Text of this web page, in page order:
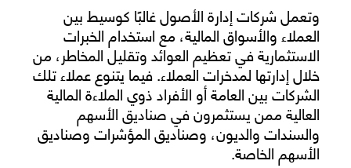
وتعمل شركات إدارة الأصول غالبًا كوسيط بين
العملاء والأسواق المالية، مع استخدام الخبرات
الاستثمارية في تعظيم العوائد وتقليل المخاطر، من
خلال إدارتها لمدخرات العملاء. فيما يتنوع عملاء تلك
الشركات بين العامة أو الأفراد ذوي الملاءة المالية
العالية ممن يستثمرون في صناديق الأسهم
والسندات والديون، وصناديق المؤشرات وصناديق
الأسهم الخاصة.